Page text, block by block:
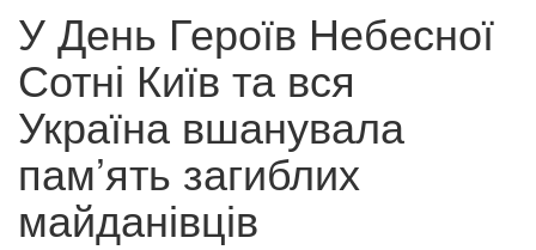
У День Героїв Небесної
Сотні Київ та вся
Україна вшанувала
пам’ять загиблих
майданівців